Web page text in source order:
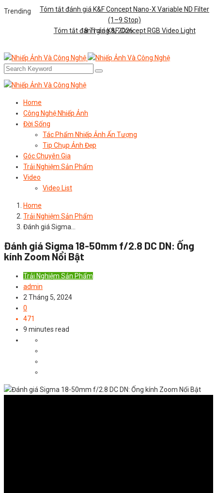
Trending
Tóm tắt đánh giá K&F Concept Nano-X Variable ND Filter
(1–9 Stop)
Tóm tắt đánh giá K&F Concept RGB Video Light
8 Tháng 8, 2026
Home
Công Nghệ Nhiếp Ảnh
Đời Sống
Tác Phẩm Nhiếp Ảnh Ấn Tượng
Tip Chụp Ảnh Đẹp
Góc Chuyên Gia
Trải Nghiệm Sản Phẩm
Video
Video List
Home
Trải Nghiệm Sản Phẩm
Đánh giá Sigma…
Đánh giá Sigma 18-50mm f/2.8 DC DN: Ống
kính Zoom Nổi Bật
Trải Nghiệm Sản Phẩm
admin
2 Tháng 5, 2024
0
471
9 minutes read